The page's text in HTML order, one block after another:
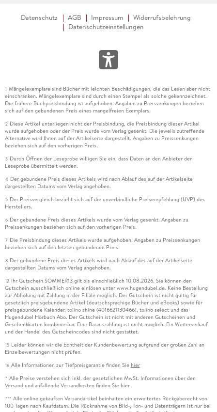
Datenschutz AGB Impressum
Widerrufsbelehrung
Datenschutzeinstellungen
1 Mängelexemplare sind Bücher mit leichten Beschädigungen, die das Lesen aber nicht
einschränken. Mängelexemplare sind durch einen Stempel als solche gekennzeichnet.
Die frühere Buchpreisbindung ist aufgehoben. Angaben zu Preissenkungen beziehen
sich auf den gebundenen Preis eines mangelfreien Exemplars.
2 Diese Artikel unterliegen nicht der Preisbindung, die Preisbindung dieser Artikel
wurde aufgehoben oder der Preis wurde vom Verlag gesenkt. Die jeweils zutreffende
Alternative wird Ihnen auf der Artikelseite dargestellt. Angaben zu Preissenkungen
beziehen sich auf den vorherigen Preis.
3 Durch Öffnen der Leseprobe willigen Sie ein, dass Daten an den Anbieter der
Leseprobe übermittelt werden.
4 Der gebundene Preis dieses Artikels wird nach Ablauf des auf der Artikelseite
dargestellten Datums vom Verlag angehoben.
5 Der Preisvergleich bezieht sich auf die unverbindliche Preisempfehlung (UVP) des
Herstellers.
6 Der gebundene Preis dieses Artikels wurde vom Verlag gesenkt. Angaben zu
Preissenkungen beziehen sich auf den vorherigen Preis.
7 Die Preisbindung dieses Artikels wurde aufgehoben. Angaben zu Preissenkungen
beziehen sich auf den letzten gebundenen Preis.
8 Der gebundene Preis dieses Artikels wird nach Ablauf des auf der Artikelseite
dargestellten Datums vom Verlag angehoben.
12 Ihr Gutschein SOMMER13 gilt bis einschließlich 10.08.2026. Sie können den
Gutschein ausschließlich online einlösen unter www.hugendubel.de. Keine Bestellung
zur Abholung mit Zahlung in der Filiale möglich. Der Gutschein ist nicht gültig für
gesetzlich preisgebundene Artikel (deutschsprachige Bücher und eBooks) sowie für
preisgebundene Kalender, tolino shine (4016621130466), tolino select und das
Hugendubel Hörbuch Abo. Der Gutschein ist nicht mit anderen Gutscheinen und
Geschenkkarten kombinierbar. Eine Barauszahlung ist nicht möglich. Ein Weiterverkauf
und der Handel des Gutscheincodes sind nicht gestattet.
15 Leider können wir die Echtheit der Kundenbewertung aufgrund der großen Zahl an
Einzelbewertungen nicht prüfen.
16 Alle Informationen zur Tiefpreisgarantie finden Sie hier
* Alle Preise verstehen sich inkl. der gesetzlichen MwSt. Informationen über den
Versand und anfallende Versandkosten finden Sie hier
*** Alle online gekauften Versandartikel beinhalten ein erweitertes Rückgaberecht von
100 Tagen nach Kaufdatum. Die Rücknahme von Bild-, Ton- und Datenträgern ist nur bei